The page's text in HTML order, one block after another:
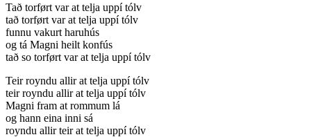
Tað torført var at telja uppí tólv
tað torført var at telja uppí tólv
funnu vakurt haruhús
og tá Magni heilt konfús
tað so torført var at telja uppí tólv
Teir royndu allir at telja uppí tólv
teir royndu allir at telja uppí tólv
Magni fram at rommum lá
og hann eina inni sá
royndu allir teir at telja uppí tólv